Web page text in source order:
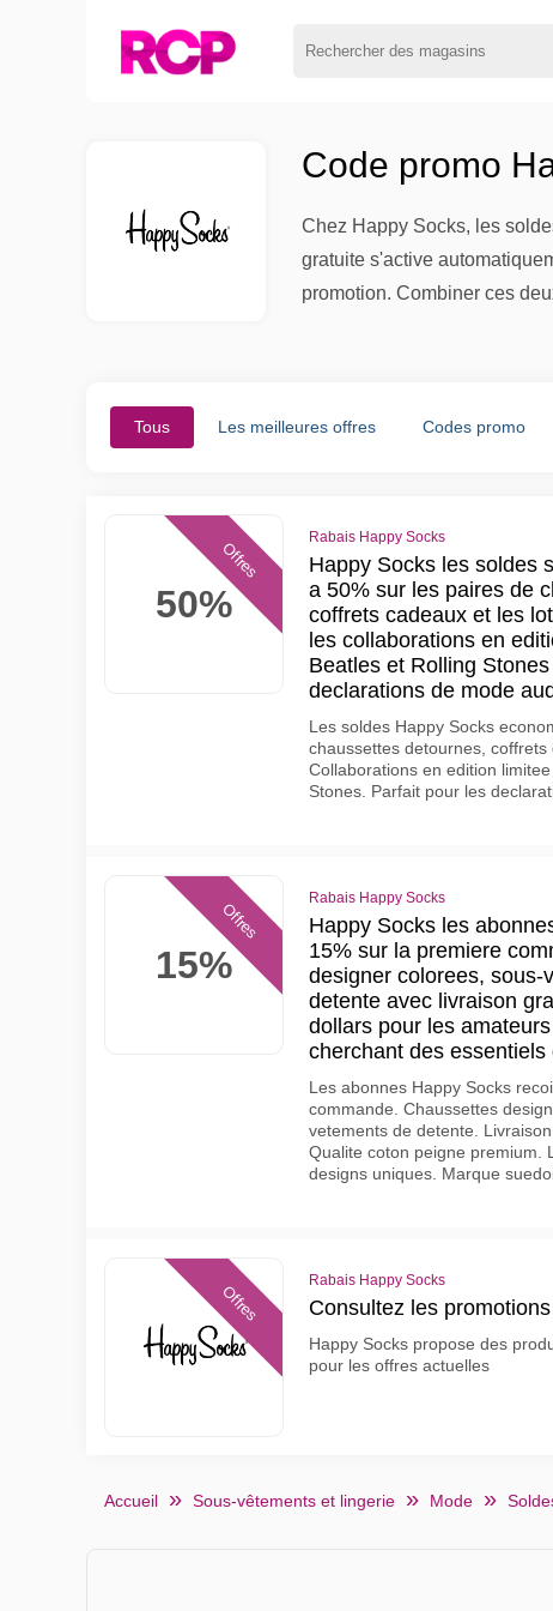
Code promo
Chez Happy Socks, les
gratuite s'active
promotion. Combiner ces
Tous Les meilleures offres Codes promo
50%
Offres
Rabais Happy Socks
Happy Socks les soldes
a 50% sur les paires de
coffrets cadeaux et les
les collaborations en
Beatles et Rolling
declarations de mode
Les soldes Happy Socks
chaussettes detournes,
Collaborations en edition
Stones. Parfait pour les
15%
Offres
Rabais Happy Socks
Happy Socks les
15% sur la premiere
designer colorees, sous-
detente avec livraison
dollars pour les
cherchant des
Les abonnes Happy Socks
commande. Chaussettes
vetements de detente.
Qualite coton peigne premium.
designs uniques. Marque
Offres
Rabais Happy Socks
Consultez les
Happy Socks propose des
pour les offres actuelles
Accueil Sous-vêtements et lingerie Mode